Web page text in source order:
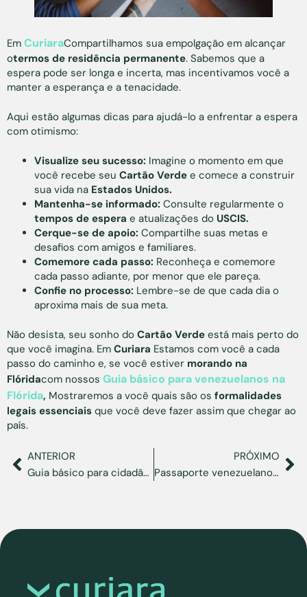
Em CuriaraCompartilhamos sua empolgação em alcançar
otermos de residência permanente. Sabemos que a
espera pode ser longa e incerta, mas incentivamos você a
manter a esperança e a tenacidade.
Aqui estão algumas dicas para ajudá-lo a enfrentar a espera
com otimismo:
Visualize seu sucesso: Imagine o momento em que
você recebe seu Cartão Verde e comece a construir
sua vida na Estados Unidos.
Mantenha-se informado: Consulte regularmente o
tempos de espera e atualizações do USCIS.
Cerque-se de apoio: Compartilhe suas metas e
desafios com amigos e familiares.
Comemore cada passo: Reconheça e comemore
cada passo adiante, por menor que ele pareça.
Confie no processo: Lembre-se de que cada dia o
aproxima mais de sua meta.
Não desista, seu sonho do Cartão Verde está mais perto do
que você imagina. Em Curiara Estamos com você a cada
passo do caminho e, se você estiver morando na
Flóridacom nossos Guia básico para venezuelanos na
Flórida, Mostraremos a você quais são os formalidades
legais essenciais que você deve fazer assim que chegar ao
país.
ANTERIOR
Guia básico para cidadãos venezuelanos na Flórida: procedimentos essenciais
PRÓXIMO
Passaporte venezuelano: o que ele me dá direito e para onde posso viajar?